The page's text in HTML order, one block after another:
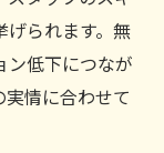
げられます。無
ン低下につなが
情に合わせて